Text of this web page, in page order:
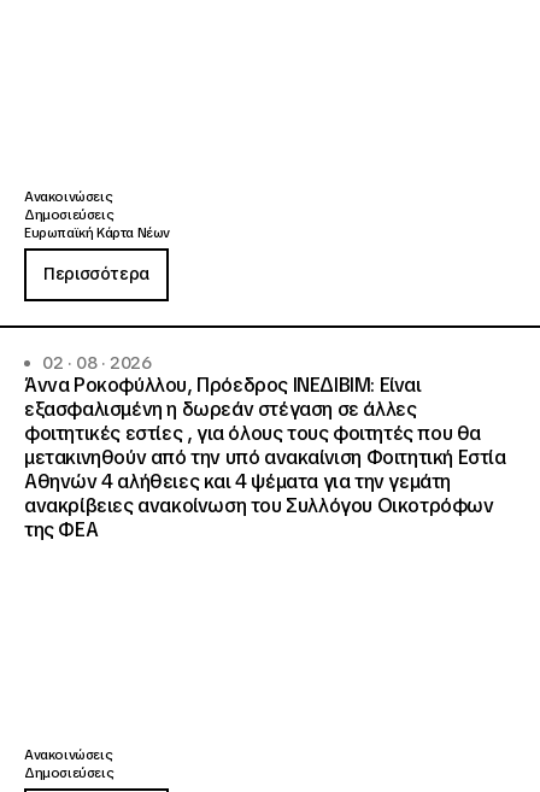
Ανακοινώσεις
Δημοσιεύσεις
Ευρωπαϊκή Κάρτα Νέων
Περισσότερα
02 · 08 · 2026
Άννα Ροκοφύλλου, Πρόεδρος ΙΝΕΔΙΒΙΜ: Είναι
εξασφαλισμένη η δωρεάν στέγαση σε άλλες
φοιτητικές εστίες , για όλους τους φοιτητές που θα
μετακινηθούν από την υπό ανακαίνιση Φοιτητική Εστία
Αθηνών 4 αλήθειες και 4 ψέματα για την γεμάτη
ανακρίβειες ανακοίνωση του Συλλόγου Οικοτρόφων
της ΦΕΑ
Ανακοινώσεις
Δημοσιεύσεις